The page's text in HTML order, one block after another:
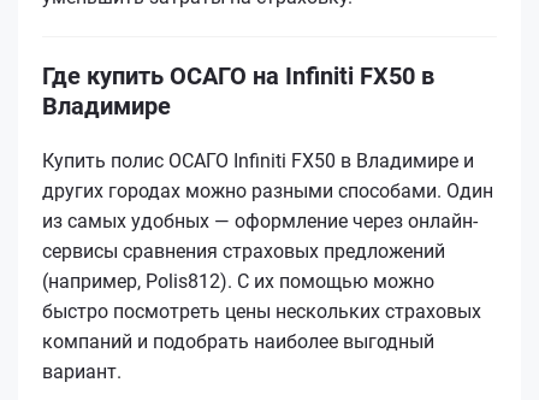
Где купить ОСАГО на Infiniti FX50 в
Владимире
Купить полис ОСАГО Infiniti FX50 в Владимире и
других городах можно разными способами. Один
из самых удобных — оформление через онлайн-
сервисы сравнения страховых предложений
(например, Polis812). С их помощью можно
быстро посмотреть цены нескольких страховых
компаний и подобрать наиболее выгодный
вариант.